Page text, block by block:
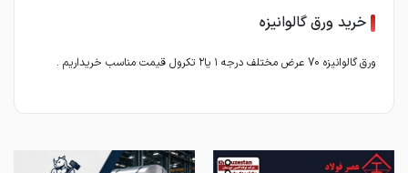
خرید ورق گالوانیزه
ورق گالوانیزه 70 عرض مختلف درجه ۱ یا۲ تکرول قیمت مناسب خریداریم .